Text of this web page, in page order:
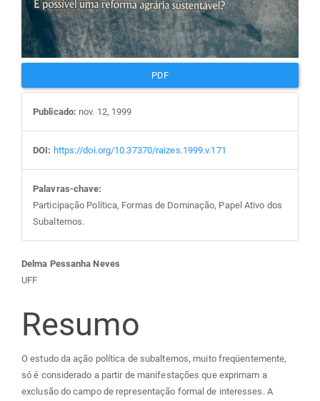
PDF
Publicado: nov. 12, 1999
DOI: https://doi.org/10.37370/raizes.1999.v.171
Palavras-chave:
Participação Política, Formas de Dominação, Papel Ativo dos
Subalternos.
Conteúdo
do
artigo
principal
Delma Pessanha Neves
UFF
Resumo
O estudo da ação política de subalternos, muito freqüentemente,
só é considerado a partir de manifestações que exprimam a
exclusão do campo de representação formal de interesses. A